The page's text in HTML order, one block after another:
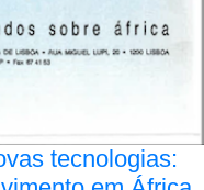
tecnologias: